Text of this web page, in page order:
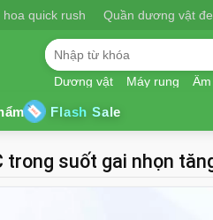
hoa quick rush Quần dương vật
Dương vật Máy rung
Flash Sale
trong suốt gai nhọn